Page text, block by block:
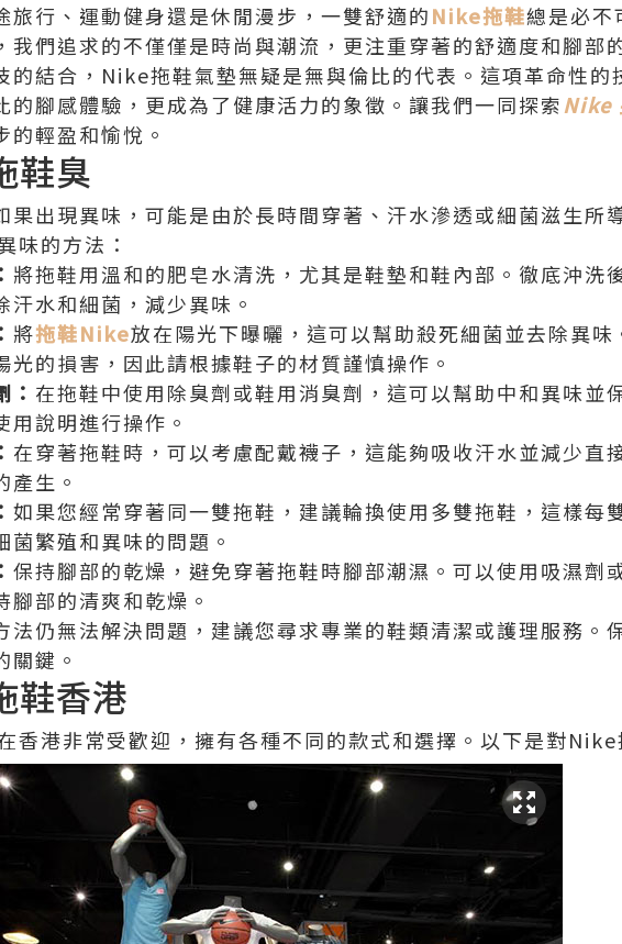
旅行、運動健身還是休閒漫步，一雙舒適的Nike拖鞋總是必不
我們追求的不僅僅是時尚與潮流，更注重穿著的舒適度和腳部
的結合，Nike拖鞋氣墊無疑是無與倫比的代表。這項革命性的
的腳感體驗，更成為了健康活力的象徵。讓我們一同探索Nike
的輕盈和愉悅。
鞋臭
果出現異味，可能是由於長時間穿著、汗水滲透或細菌滋生所
味的方法：
將拖鞋用溫和的肥皂水清洗，尤其是鞋墊和鞋內部。徹底沖洗
汗水和細菌，減少異味。
將拖鞋Nike放在陽光下曝曬，這可以幫助殺死細菌並去除異
光的損害，因此請根據鞋子的材質謹慎操作。
在拖鞋中使用除臭劑或鞋用消臭劑，這可以幫助中和異味並
用說明進行操作。
在穿著拖鞋時，可以考慮配戴襪子，這能夠吸收汗水並減少直
產生。
如果您經常穿著同一雙拖鞋，建議輪換使用多雙拖鞋，這樣每
菌繁殖和異味的問題。
保持腳部的乾燥，避免穿著拖鞋時腳部潮濕。可以使用吸濕劑
腳部的清爽和乾燥。
法仍無法解決問題，建議您尋求專業的鞋類清潔或護理服務。
關鍵。
鞋香港
香港非常受歡迎，擁有各種不同的款式和選擇。以下是對